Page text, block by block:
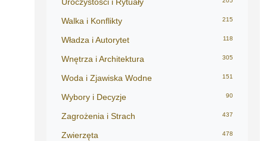
Walka i Konflikty 215
Władza i Autorytet 118
Wnętrza i Architektura 305
Woda i Zjawiska Wodne 151
Wybory i Decyzje 90
Zagrożenia i Strach 437
Zwierzęta 478